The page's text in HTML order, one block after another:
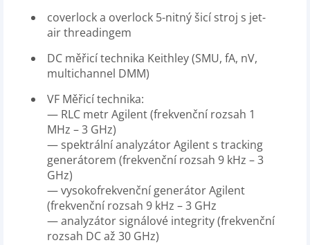
coverlock a overlock 5-nitný šicí stroj s jet-
air threadingem
DC měřicí technika Keithley (SMU, fA, nV,
multichannel DMM)
VF Měřicí technika:
— RLC metr Agilent (frekvenční rozsah 1
MHz – 3 GHz)
— spektrální analyzátor Agilent s tracking
generátorem (frekvenční rozsah 9 kHz – 3
GHz)
— vysokofrekvenční generátor Agilent
(frekvenční rozsah 9 kHz – 3 GHz
— analyzátor signálové integrity (frekvenční
rozsah DC až 30 GHz)